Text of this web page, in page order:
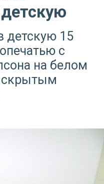
детскую 15
с
на белом
скрытым